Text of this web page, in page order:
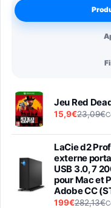
Jeu Red
15,9€23,09€
LaCie d2
externe
USB 3.0, 7
pour Mac et
Adobe CC
199€282,13€